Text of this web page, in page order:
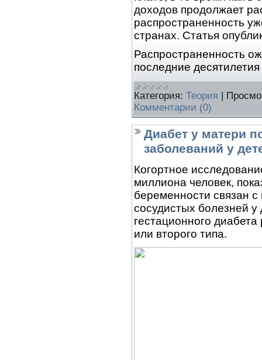
доходов продолжает
распространенность
странах. Статья
Распространенность
последние
Категория: Теория |
Комментарии (0)
Диабет у матери
заболеваний у
Когортное
миллиона человек,
беременности связан
сосудистых болезней
гестационного
или второго типа.